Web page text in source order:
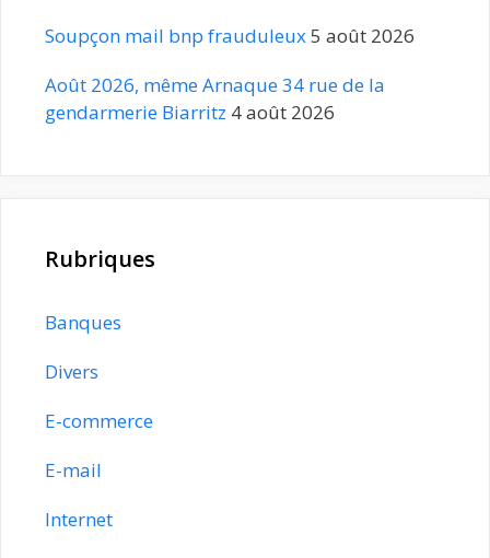
Soupçon mail bnp frauduleux5 août 2026
Août 2026, même Arnaque 34 rue de la
gendarmerie Biarritz 4 août 2026
Rubriques
Banques
Divers
E-commerce
E-mail
Internet